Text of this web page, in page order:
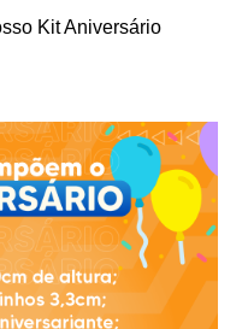
Kit Aniversário